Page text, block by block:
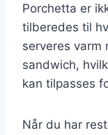
Porchetta er
tilberedes til
serveres varm
sandwich,
kan tilpasses
Når du har